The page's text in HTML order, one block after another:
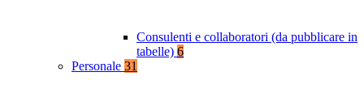
Consulenti e collaboratori (da pubblicare in
tabelle) 6
Personale 31